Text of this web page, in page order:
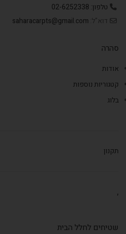
טלפון: 02-6252338
דוא"ל: saharacarpts@gmail.com
סהרה
אודות
קטגוריות נוספות
בלוג
תקנון
,
שטיחים לחלל הבית